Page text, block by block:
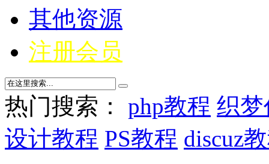
其他资源
注册会员
热门搜索： php教程 织
设计教程 PS教程 discuz